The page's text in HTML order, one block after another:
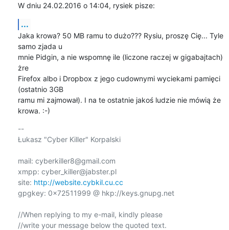
W dniu 24.02.2016 o 14:04, rysiek pisze:
...
Jaka krowa? 50 MB ramu to dużo??? Rysiu, proszę Cię... Tyle
samo zjada u
mnie Pidgin, a nie wspomnę ile (liczone raczej w gigabajtach)
żre
Firefox albo i Dropbox z jego cudownymi wyciekami pamięci
(ostatnio 3GB
ramu mi zajmował). I na te ostatnie jakoś ludzie nie mówią że
krowa. :-)
--
Łukasz "Cyber Killer" Korpalski
mail: cyberkiller8@gmail.com
xmpp: cyber_killer@jabster.pl
site: http://website.cybkil.cu.cc
gpgkey: 0x72511999 @ hkp://keys.gnupg.net
//When replying to my e-mail, kindly please
//write your message below the quoted text.